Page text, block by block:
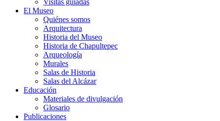
Visitas guiadas
El Museo
Quiénes somos
Arquitectura
Historia del Museo
Historia de Chapultepec
Arqueología
Murales
Salas de Historia
Salas del Alcázar
Educación
Materiales de divulgación
Glosario
Publicaciones